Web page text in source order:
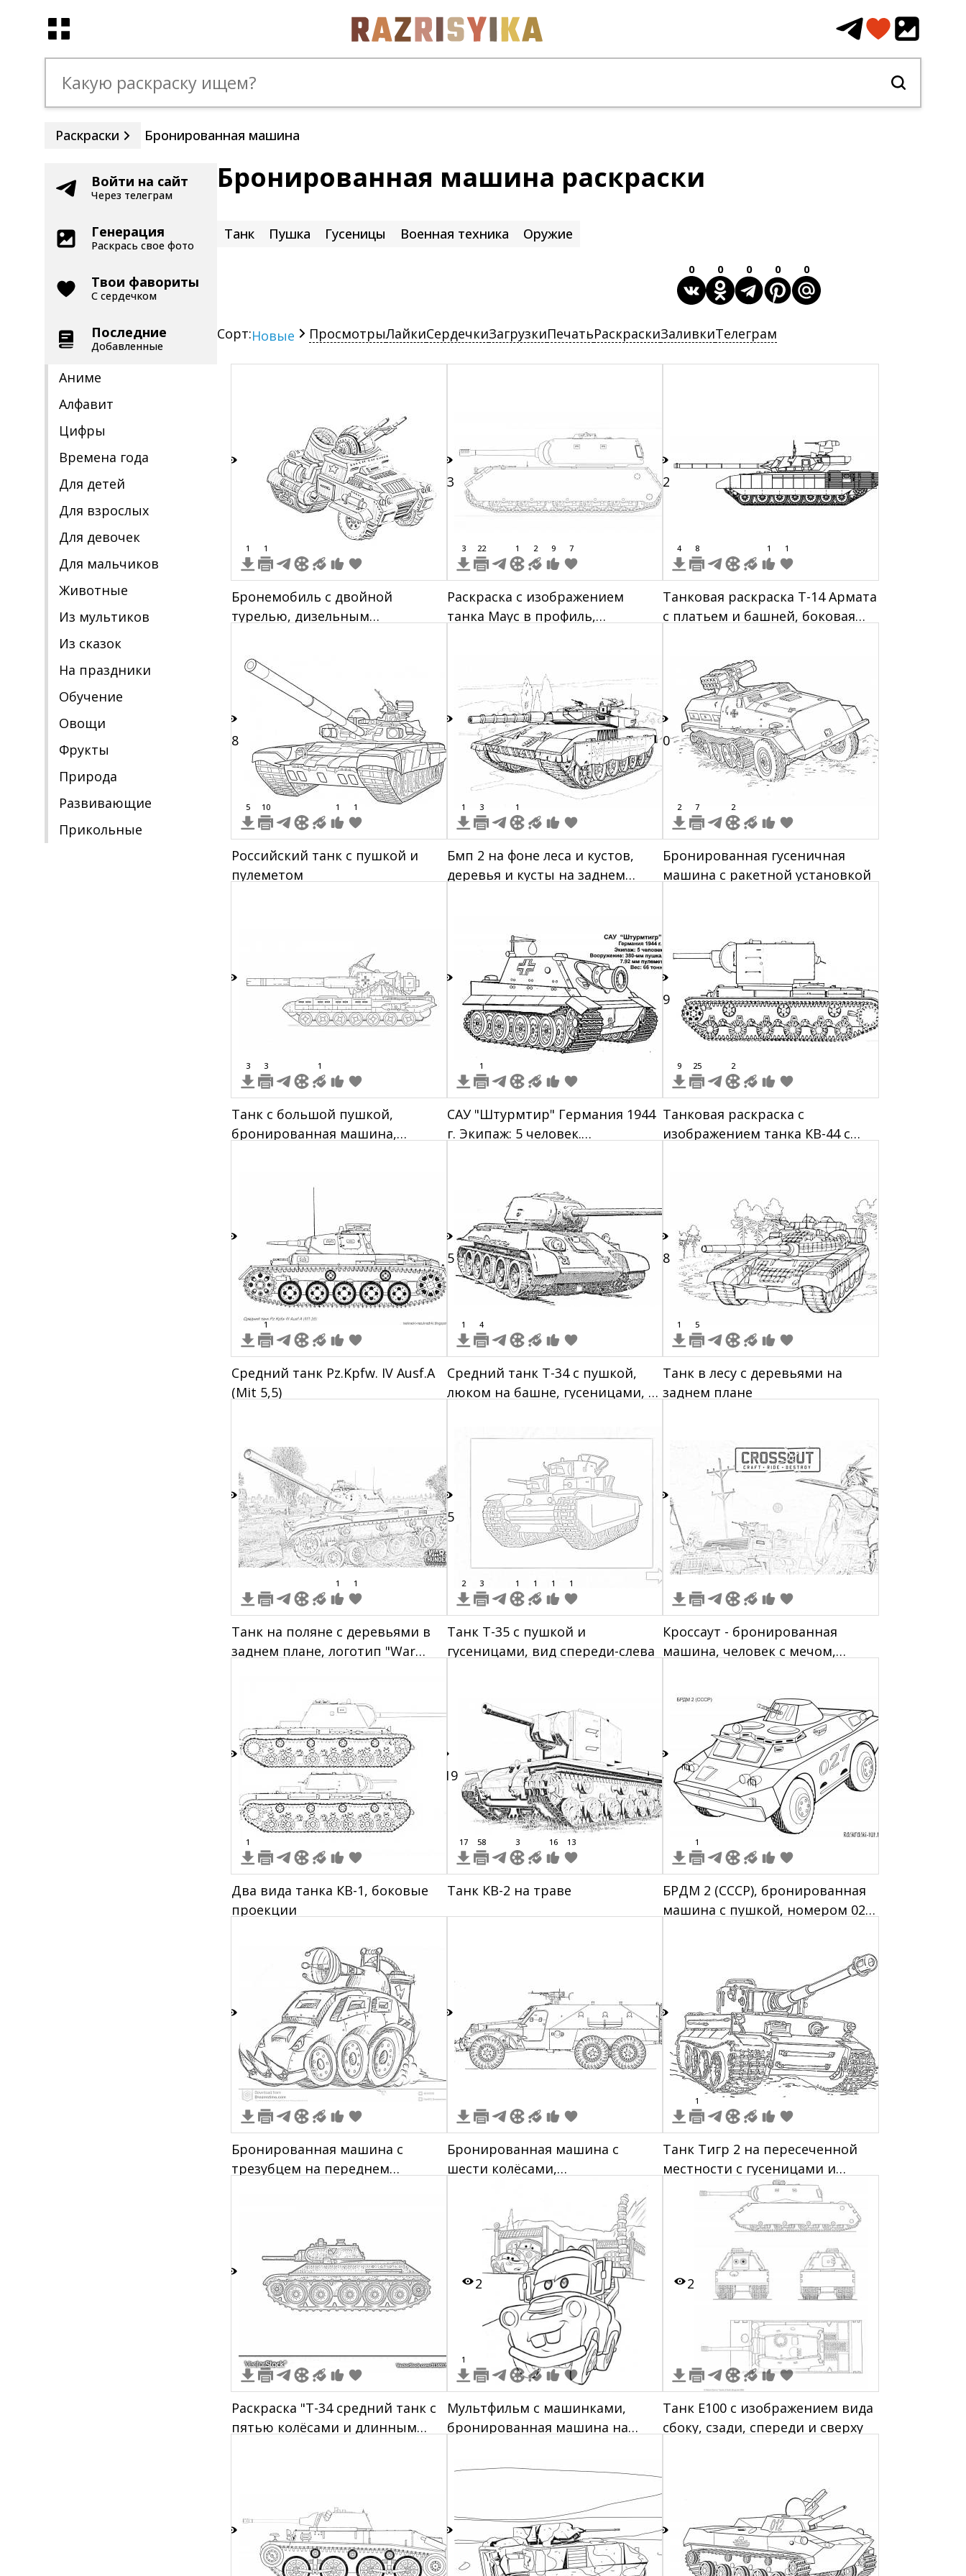
Раскраски Бронированная машина
Войти на сайт
Через телеграм
Генерация
Раскрась свое фото
Твои фавориты
С сердечком
Последние
Добавленные
Аниме
Алфавит
Цифры
Времена года
Для детей
Для взрослых
Для девочек
Для мальчиков
Животные
Из мультиков
Из сказок
На праздники
Обучение
Овощи
Фрукты
Природа
Развивающие
Прикольные
Бронированная машина раскраски
Танк Пушка Гусеницы Военная техника Оружие
0 0 0 0 0
Сорт:Новые ПросмотрыЛайкиСердечкиЗагрузкиПечатьРаскраскиЗаливкиТелеграм
1 1
Бронемобиль с двойной
турелью, дизельным
33
3 22 1 2 9 7
Раскраска с изображением
танка Маус в профиль,
12
4 8 1 1
Танковая раскраска Т-14 Армата
с платьем и башней, боковая
белое изображение
18
5 10 1 1
Российский танк с пушкой и
пулеметом
7
1 3 1
Бмп 2 на фоне леса и кустов,
деревья и кусты на заднем
10
2 7 2
Бронированная гусеничная
машина с ракетной установкой
3 3 1
Танк с большой пушкой,
бронированная машина,
1
САУ "Штурмтир" Германия 1944
г. Экипаж: 5 человек.
39
9 25 2
Танковая раскраска с
изображением танка КВ-44 с
1
Средний танк Pz.Kpfw. IV Ausf.A
(Mit 5,5)
15
1 4
Средний танк Т-34 с пушкой,
люком на башне, гусеницами, и
18
1 5
Танк в лесу с деревьями на
заднем плане
1 1
Танк на поляне с деревьями в
заднем плане, логотип "War
15
2 3 1 1 1 1
Танк Т-35 с пушкой и
гусеницами, вид спереди-слева
Кроссаут - бронированная
машина, человек с мечом,
1
Два вида танка КВ-1, боковые
проекции
119
17 58 3 16 13
Танк КВ-2 на траве
4
1
БРДМ 2 (СССР), бронированная
машина с пушкой, номером 027,
Бронированная машина с
трезубцем на переднем
Бронированная машина с
шести колёсами,
крыше, запасным колесом в
задней части, дверью сбоку и
дополнительными
креплениями.
7
1
Танк Тигр 2 на пересеченной
местности с гусеницами и
длинной пушкой
Раскраска "Т-34 средний танк с
пятью колёсами и длинным
2
1
Мультфильм с машинками,
бронированная машина на
мастерской на заднем плане,
2
Танк E100 с изображением вида
сбоку, сзади, спереди и сверху
7 2